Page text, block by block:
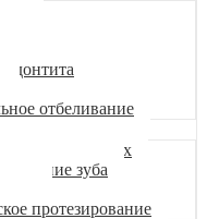
отбеливание
на имплантах
зуба
протезирование